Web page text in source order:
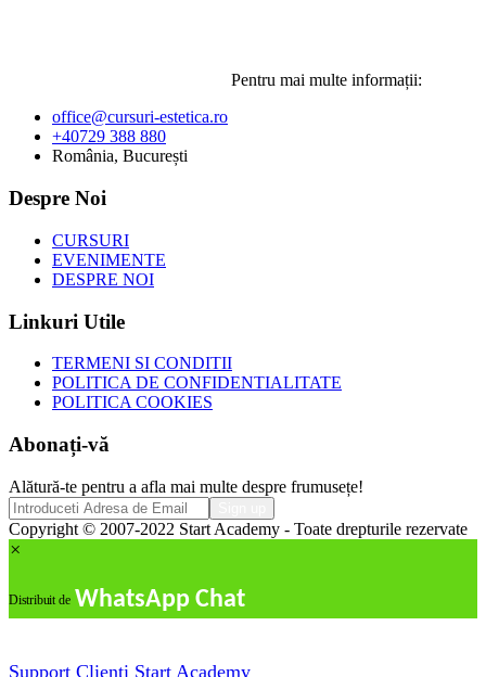
Pentru mai multe informații:
office@cursuri-estetica.ro
+40729 388 880
România, București
Despre Noi
CURSURI
EVENIMENTE
DESPRE NOI
Linkuri Utile
TERMENI SI CONDITII
POLITICA DE CONFIDENTIALITATE
POLITICA COOKIES
Abonați-vă
Alătură-te pentru a afla mai multe despre frumusețe!
Copyright © 2007-2022 Start Academy - Toate drepturile rezervate
×
Distribuit de WhatsApp Chat
Support Clienti Start Academy